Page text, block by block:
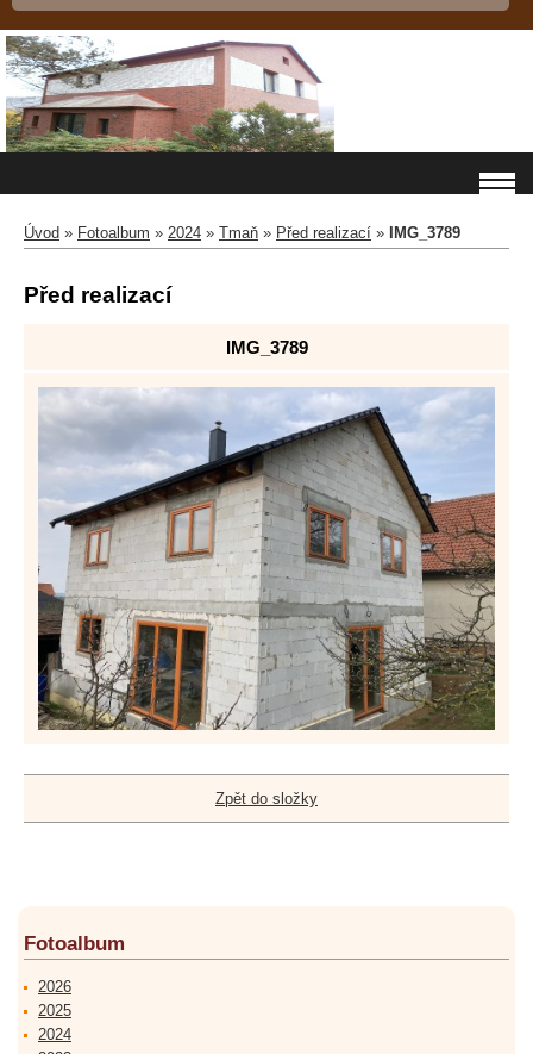
Úvod » Fotoalbum » 2024 » Tmaň » Před realizací » IMG_3789
Před realizací
IMG_3789
Zpět do složky
Fotoalbum
2026
2025
2024